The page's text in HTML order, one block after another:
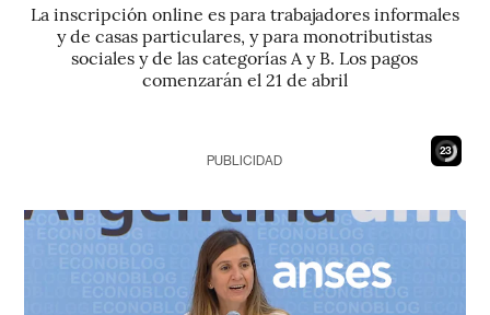
La inscripción online es para trabajadores informales
y de casas particulares, y para monotributistas
sociales y de las categorías A y B. Los pagos
comenzarán el 21 de abril
21
PUBLICIDAD